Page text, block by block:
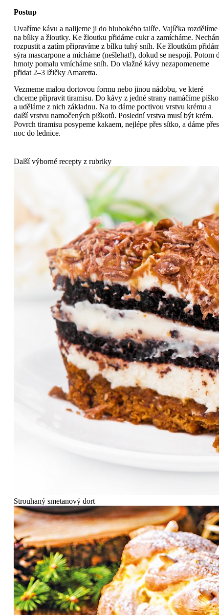
Postup
Uvaříme kávu a nalijeme ji do hlubokého talíře. Vajíčka rozdělíme
na bílky a žloutky. Ke žloutku přidáme cukr a zamícháme.
rozpustit a zatím připravíme z bílku tuhý sníh. Ke žloutkům
sýra mascarpone a mícháme (nešlehat!), dokud se nespojí. Potom
hmoty pomalu vmícháme sníh. Do vlažné kávy nezapomeneme
přidat 2–3 lžičky Amaretta.
Vezmeme malou dortovou formu nebo jinou nádobu, ve které
chceme připravit tiramisu. Do kávy z jedné strany namáčíme
a uděláme z nich základnu. Na to dáme poctivou vrstvu krému a
další vrstvu namočených piškotů. Poslední vrstva musí být krém.
Povrch tiramisu posypeme kakaem, nejlépe přes sítko, a dáme přes
noc do lednice.
Další výborné recepty z rubriky
Strouhaný smetanový dort